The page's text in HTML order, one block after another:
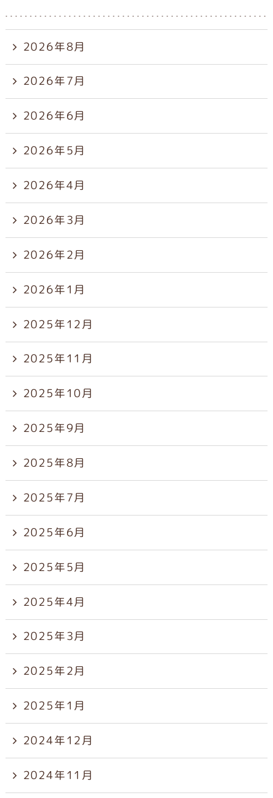
2026年8月
2026年7月
2026年6月
2026年5月
2026年4月
2026年3月
2026年2月
2026年1月
2025年12月
2025年11月
2025年10月
2025年9月
2025年8月
2025年7月
2025年6月
2025年5月
2025年4月
2025年3月
2025年2月
2025年1月
2024年12月
2024年11月